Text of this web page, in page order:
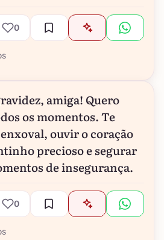
0
amiga! Quero
os momentos. Te
ouvir o coração
precioso e segurar
de insegurança.
0